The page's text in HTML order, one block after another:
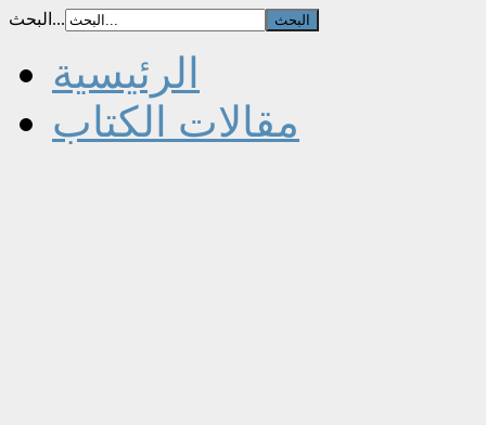
البحث...
الرئيسية
مقالات الكتاب